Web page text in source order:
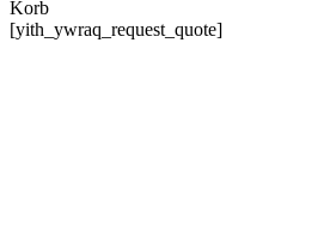
KorbClose
Cart
[yith_ywraq_request_quote]